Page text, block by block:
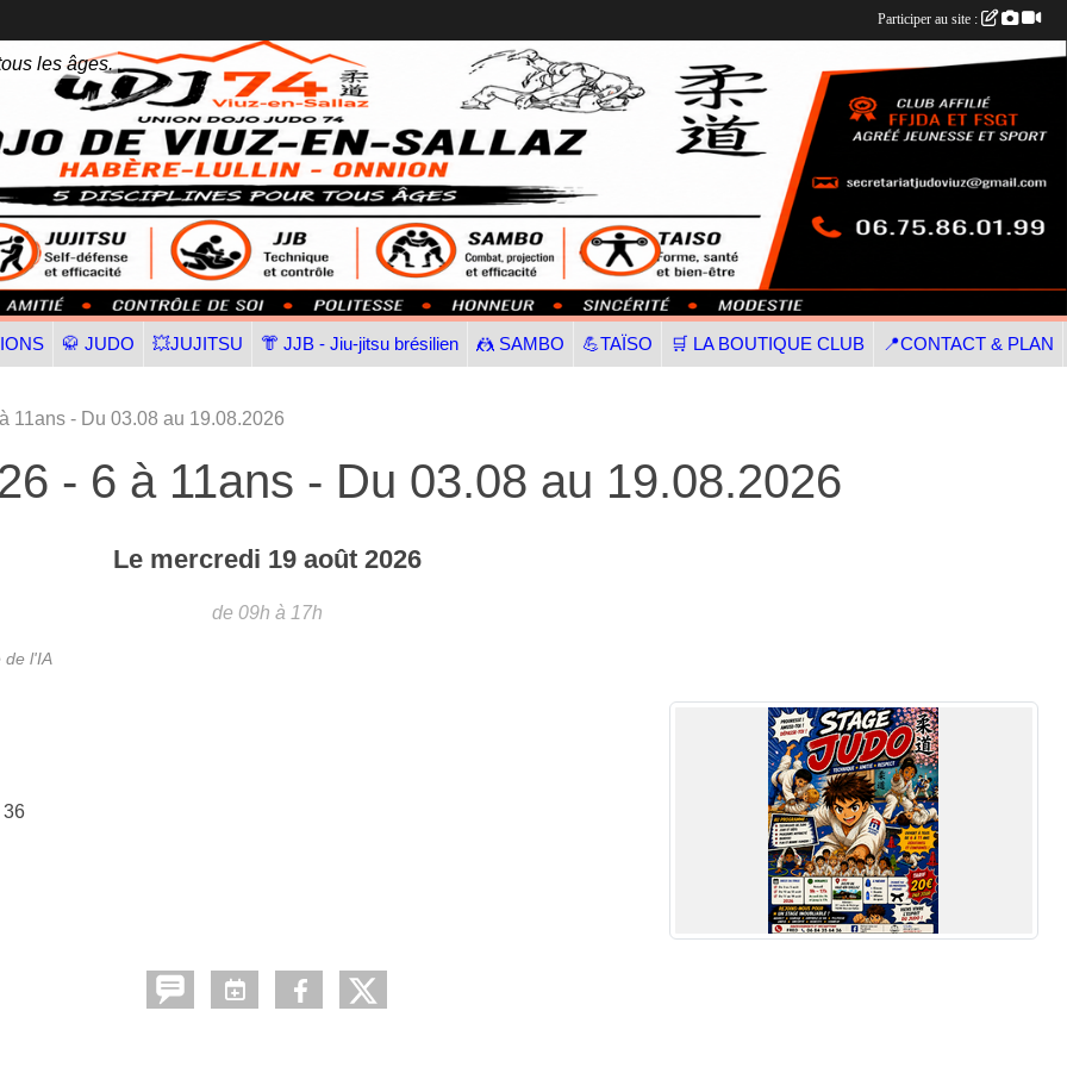
les âges.
🥋 JUDO 💥JUJITSU 👘 JJB - Jiu-jitsu brésilien 🤼 SAMBO 💪TAÏSO 🛒 LA BOUTIQUE CLUB 📍CONTACT & PLAN
11ans - Du 03.08 au 19.08.2026
- 6 à 11ans - Du 03.08 au 19.08.2026
Le mercredi 19 août 2026
de 09h à 17h
de l'IA
36
Participer au site :